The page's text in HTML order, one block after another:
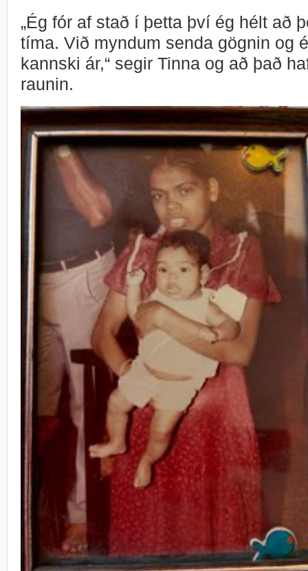
„Ég fór af stað í þetta því ég hélt að
tíma. Við myndum senda gögnin og
kannski ár,“ segir Tinna og að það
raunin.